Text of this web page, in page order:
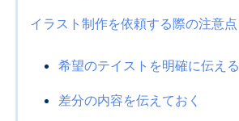
イラスト制作を依頼する際の注意点
希望のテイストを明確に伝える
差分の内容を伝えておく